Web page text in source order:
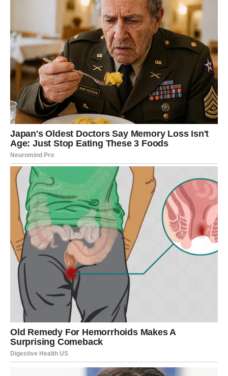
Novac vam dolazi kroz
kreativnost, hrabrost i nove ideje
Vi nikada niste bili osoba koja voli živjeti po pravilima
Uvijek ste željeli više slobode, više mogućnosti i život
koji se razlikuje od prosjeka.
I upravo će vam ta osobina sada donijeti veliku sreću.
Zvijezde pokazuju da će mnoge Vodolije uspjeti upravo
kroz posao povezan s internetom, komunikacijom,
kreativnošću ili idejama koje drugi ljudi još uvijek ne
razumiju dovoljno.
Moguće su velike poslovne promjene, dodatni izvori
zarade ili prilika koja će vam otvoriti vrata potpuno novog
života.
Ono što će vas posebno iznenaditi jeste brzina kojom će
se neke stvari početi mijenjati.